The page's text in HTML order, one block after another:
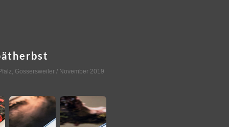
, Gossersweiler/ November 2019